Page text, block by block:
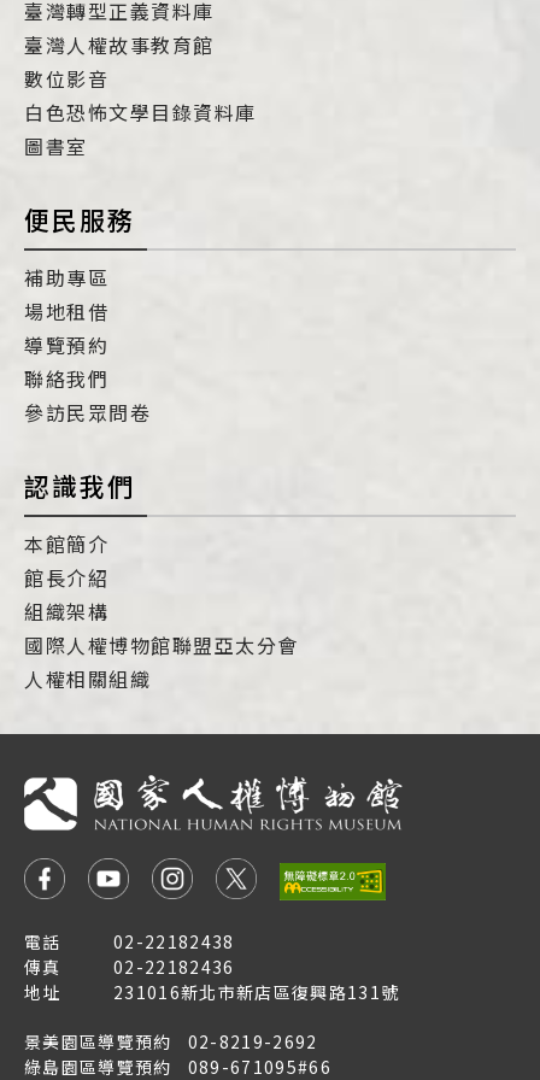
臺灣轉型正義資料庫
臺灣人權故事教育館
數位影音
白色恐怖文學目錄資料庫
圖書室
便民服務
補助專區
場地租借
導覽預約
聯絡我們
參訪民眾問卷
認識我們
本館簡介
館長介紹
組織架構
國際人權博物館聯盟亞太分會
人權相關組織
電話
02-22182438
傳真
02-22182436
地址
231016新北市新店區復興路131號
景美園區導覽預約
02-8219-2692
綠島園區導覽預約
089-671095#66